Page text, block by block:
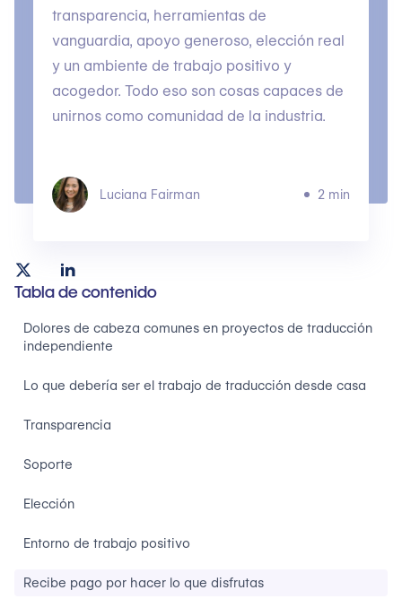
transparencia, herramientas de
vanguardia, apoyo generoso, elección real
y un ambiente de trabajo positivo y
acogedor. Todo eso son cosas capaces de
unirnos como comunidad de la industria.
Luciana Fairman 2 min
Tabla de contenido
Dolores de cabeza comunes en proyectos de traducción
independiente
Lo que debería ser el trabajo de traducción desde casa
Transparencia
Soporte
Elección
Entorno de trabajo positivo
Recibe pago por hacer lo que disfrutas